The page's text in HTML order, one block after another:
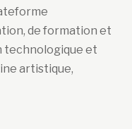
de formation et
technologique et
artistique,